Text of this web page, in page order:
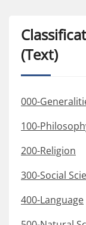
(Text)
000-
100-
200-Religion
300-Social
400-Language